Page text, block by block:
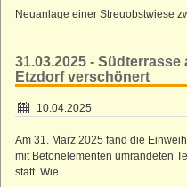
Neuanlage einer Streuobstwiese
31.03.2025 -
Etzdorf verschönert
10.04.2025
Am 31. März 2025 fand die
mit Betonelementen umrandeten
statt. Wie…